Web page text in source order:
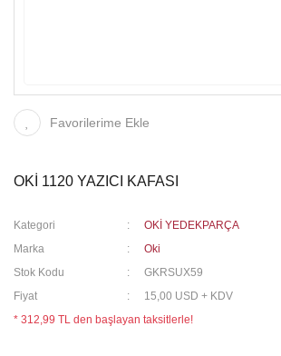
Favorilerime Ekle
OKİ 1120 YAZICI KAFASI
Kategori
OKİ YEDEKPARÇA
Marka
Oki
Stok Kodu
GKRSUX59
Fiyat
15,00 USD + KDV
* 312,99 TL den başlayan taksitlerle!